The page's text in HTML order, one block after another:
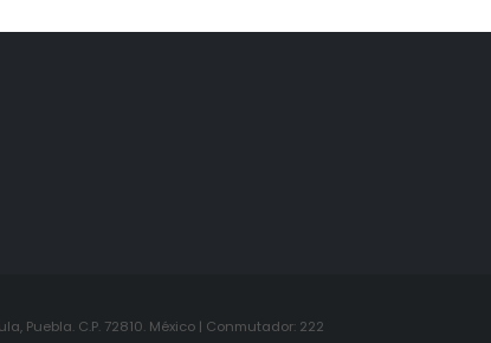
Puebla. C.P. 72810. México | Conmutador: 222